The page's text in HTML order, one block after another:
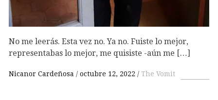
No me leerás. Esta vez no. Ya no. Fuiste lo mejor,
representabas lo mejor, me quisiste -aún me […]
Nicanor Cardeñosa octubre 12, 2022 The Vomit